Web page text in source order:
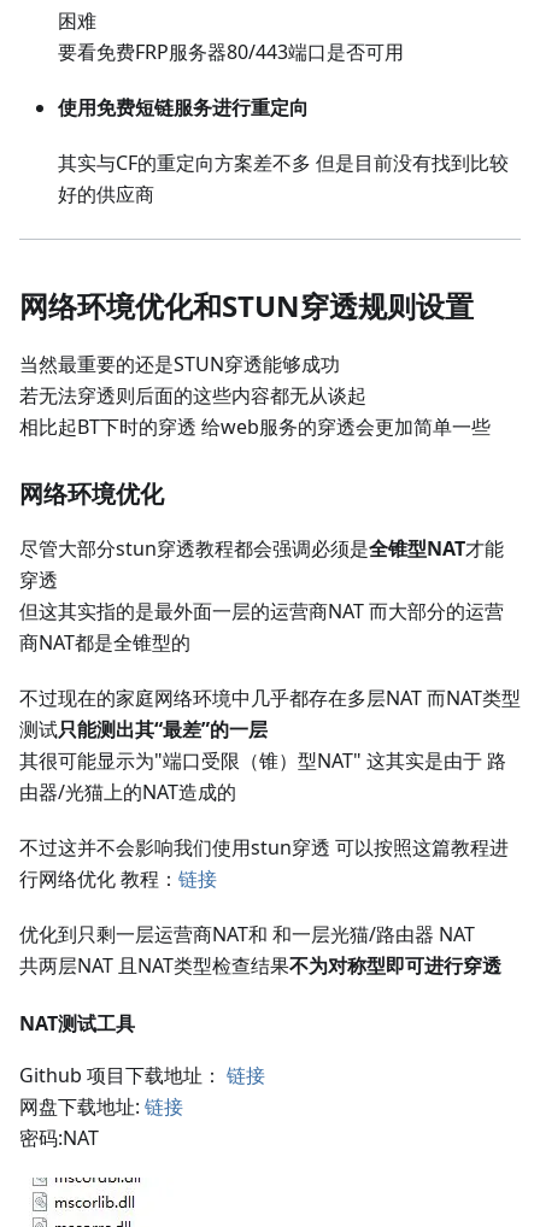
困难
要看免费FRP服务器80/443端口是否可用
使用免费短链服务进行重定向
其实与CF的重定向方案差不多 但是目前没有找到比较
好的供应商
网络环境优化和STUN穿透规则设置
当然最重要的还是STUN穿透能够成功
若无法穿透则后面的这些内容都无从谈起
相比起BT下时的穿透 给web服务的穿透会更加简单一些
网络环境优化
尽管大部分stun穿透教程都会强调必须是全锥型NAT才能
穿透
但这其实指的是最外面一层的运营商NAT 而大部分的运营
商NAT都是全锥型的
不过现在的家庭网络环境中几乎都存在多层NAT 而NAT类型
测试只能测出其“最差”的一层
其很可能显示为"端口受限（锥）型NAT" 这其实是由于 路
由器/光猫上的NAT造成的
不过这并不会影响我们使用stun穿透 可以按照这篇教程进
行网络优化 教程： 链接
优化到只剩一层运营商NAT和 和一层光猫/路由器 NAT
共两层NAT 且NAT类型检查结果不为对称型即可进行穿透
NAT测试工具
Github 项目下载地址： 链接
网盘下载地址: 链接
密码:NAT